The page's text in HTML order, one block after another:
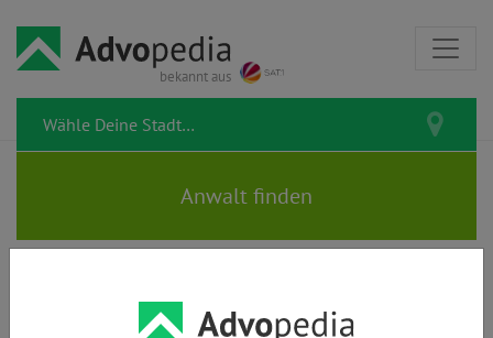
bekannt aus